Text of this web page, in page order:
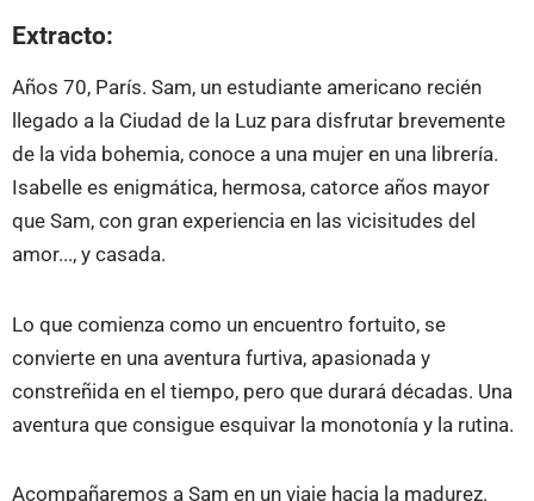
Extracto:
Años 70, París. Sam, un estudiante americano recién
llegado a la Ciudad de la Luz para disfrutar brevemente
de la vida bohemia, conoce a una mujer en una librería.
Isabelle es enigmática, hermosa, catorce años mayor
que Sam, con gran experiencia en las vicisitudes del
amor..., y casada.
Lo que comienza como un encuentro fortuito, se
convierte en una aventura furtiva, apasionada y
constreñida en el tiempo, pero que durará décadas. Una
aventura que consigue esquivar la monotonía y la rutina.
Acompañaremos a Sam en un viaje hacia la madurez.